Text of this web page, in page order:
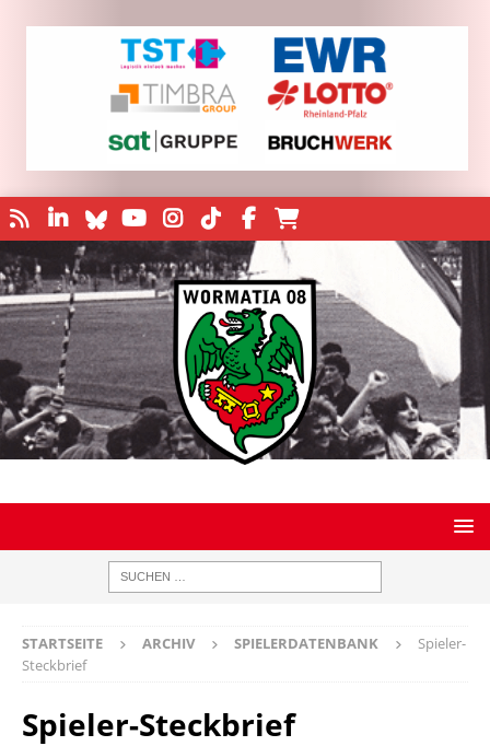
STARTSEITE ARCHIV SPIELERDATENBANK
Spieler-
Steckbrief
Spieler-Steckbrief